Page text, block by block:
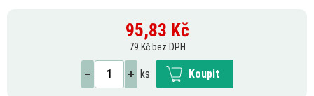
95,83 Kč
79 Kč bez DPH
ks Koupit